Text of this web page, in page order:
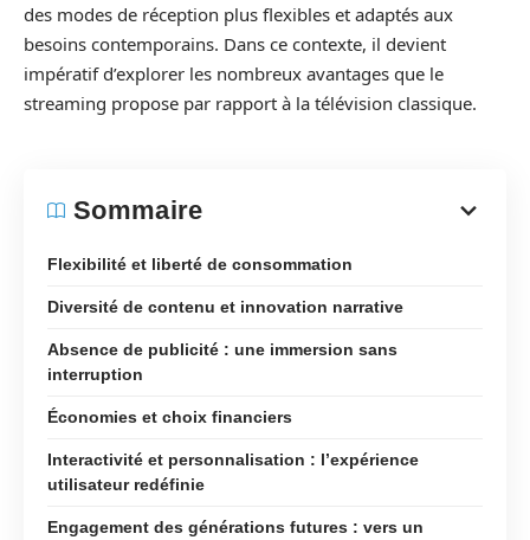
des modes de réception plus flexibles et adaptés aux
besoins contemporains. Dans ce contexte, il devient
impératif d’explorer les nombreux avantages que le
streaming propose par rapport à la télévision classique.
Sommaire
Flexibilité et liberté de consommation
Diversité de contenu et innovation narrative
Absence de publicité : une immersion sans
interruption
Économies et choix financiers
Interactivité et personnalisation : l’expérience
utilisateur redéfinie
Engagement des générations futures : vers un